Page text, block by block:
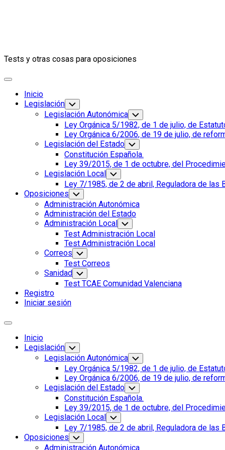
Tests y otras cosas para oposiciones
Ampliar
menú
Inicio
Padre
actual
Legislación Alternar
el
menú
hijo
Padre
página
actual
Legislación Autonómica Alternar
el
menú
hijo
Página
actual:
Ley Orgánica 5/1982, de 1 de julio, de
Ley Orgánica 6/2006, de 19 de julio, de
Legislación del Estado Alternar
el
menú
hijo
Constitución Española.
Ley 39/2015, de 1 de octubre, del
Legislación Local Alternar
el
menú
Ley 7/1985, de 2 de abril, Reguladora de las
Oposiciones Alternar
el
menú
hijo
Administración Autonómica
Administración del Estado
Administración Local Alternar
el
menú
hijo
Test Administración Local
Test Administración Local
Correos Alternar
el
menú
hijo
Test Correos
Sanidad Alternar
el
menú
Test TCAE Comunidad Valenciana
Registro
Iniciar sesión
Ampliar
menú
Inicio
Padre
actual
Legislación Alternar
el
menú
hijo
Padre
página
actual
Legislación Autonómica Alternar
el
menú
hijo
Página
actual:
Ley Orgánica 5/1982, de 1 de julio, de
Ley Orgánica 6/2006, de 19 de julio, de
Legislación del Estado Alternar
el
menú
hijo
Constitución Española.
Ley 39/2015, de 1 de octubre, del
Legislación Local Alternar
el
menú
Ley 7/1985, de 2 de abril, Reguladora de las
Oposiciones Alternar
el
Administración Autonómica